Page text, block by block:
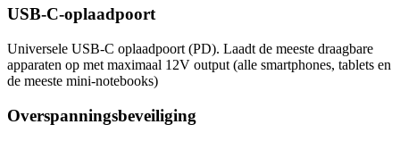
USB-C-oplaadpoort
Universele USB-C oplaadpoort (PD). Laadt de meeste draagbare
apparaten op met maximaal 12V output (alle smartphones, tablets en
de meeste mini-notebooks)
Overspanningsbeveiliging